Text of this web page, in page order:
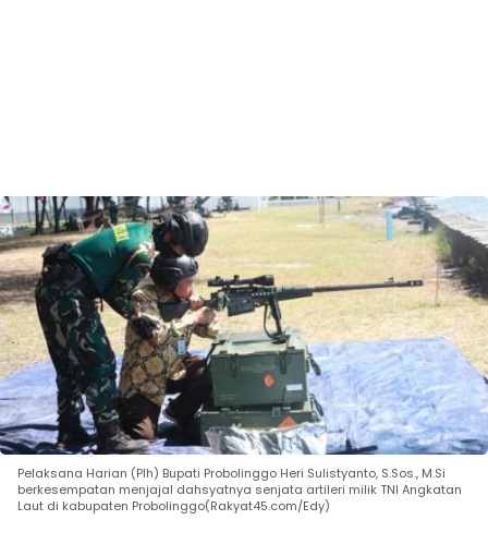
Pelaksana Harian (Plh) Bupati Probolinggo Heri Sulistyanto, S.Sos., M.Si
berkesempatan menjajal dahsyatnya senjata artileri milik TNI Angkatan
Laut di kabupaten Probolinggo(Rakyat45.com/Edy)